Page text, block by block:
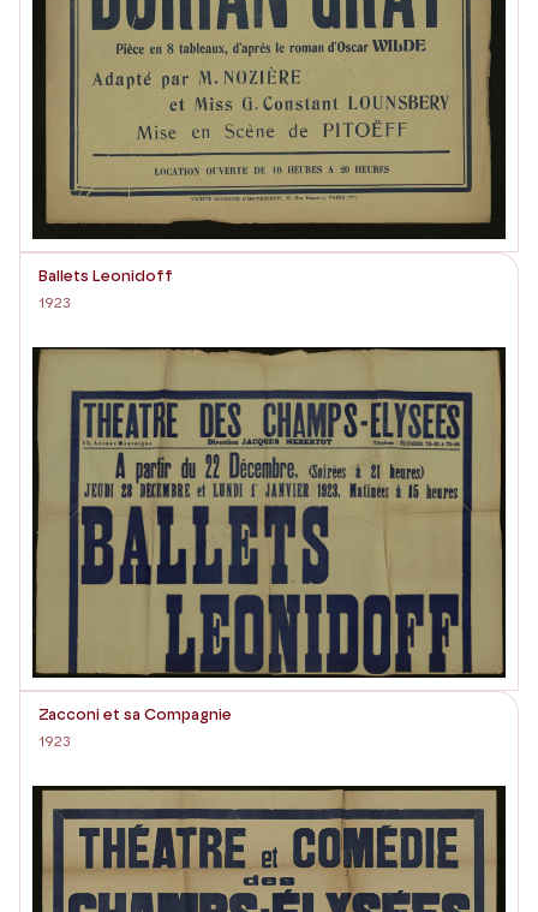
Ballets Leonidoff
1923
Zacconi et sa Compagnie
1923